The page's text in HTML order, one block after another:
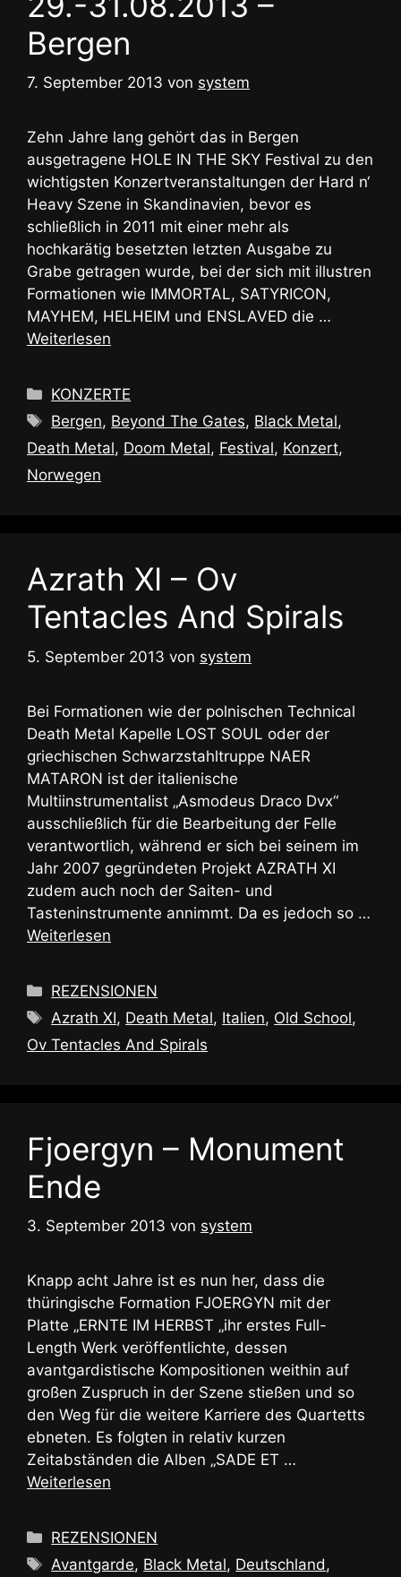
Bergen
7. September 2013 von system
Zehn Jahre lang gehört das in Bergen
ausgetragene HOLE IN THE SKY Festival zu den
wichtigsten Konzertveranstaltungen der Hard n‘
Heavy Szene in Skandinavien, bevor es
schließlich in 2011 mit einer mehr als
hochkarätig besetzten letzten Ausgabe zu
Grabe getragen wurde, bei der sich mit illustren
Formationen wie IMMORTAL, SATYRICON,
MAYHEM, HELHEIM und ENSLAVED die …
Weiterlesen
Kategorien
KONZERTE
Schlagwörter
Bergen, Beyond The Gates, Black Metal,
Death Metal, Doom Metal, Festival, Konzert,
Norwegen
Azrath XI – Ov
Tentacles And Spirals
5. September 2013 von system
Bei Formationen wie der polnischen Technical
Death Metal Kapelle LOST SOUL oder der
griechischen Schwarzstahltruppe NAER
MATARON ist der italienische
Multiinstrumentalist „Asmodeus Draco Dvx“
ausschließlich für die Bearbeitung der Felle
verantwortlich, während er sich bei seinem im
Jahr 2007 gegründeten Projekt AZRATH XI
zudem auch noch der Saiten- und
Tasteninstrumente annimmt. Da es jedoch so …
Weiterlesen
Kategorien
REZENSIONEN
Schlagwörter
Azrath XI, Death Metal, Italien, Old School,
Ov Tentacles And Spirals
Fjoergyn – Monument
Ende
3. September 2013 von system
Knapp acht Jahre ist es nun her, dass die
thüringische Formation FJOERGYN mit der
Platte „ERNTE IM HERBST „ihr erstes Full-
Length Werk veröffentlichte, dessen
avantgardistische Kompositionen weithin auf
großen Zuspruch in der Szene stießen und so
den Weg für die weitere Karriere des Quartetts
ebneten. Es folgten in relativ kurzen
Zeitabständen die Alben „SADE ET …
Weiterlesen
Kategorien
REZENSIONEN
Schlagwörter
Avantgarde, Black Metal, Deutschland,